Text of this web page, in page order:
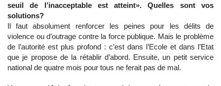
seuil de l’inacceptable est atteint». Quelles sont vos
solutions?
Il faut absolument renforcer les peines pour les délits de
violence ou d’outrage contre la force publique. Mais le problème
de l’autorité est plus profond : c’est dans l’Ecole et dans l’Etat
que je propose de la rétablir d’abord. Ensuite, un petit service
national de quatre mois pour tous ne ferait pas de mal.